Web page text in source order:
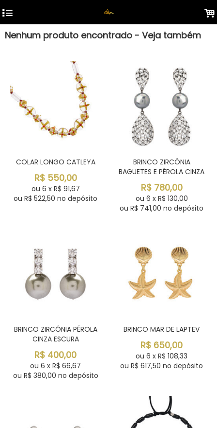
4 .
Nenhum produto encontrado - Veja também
COLAR LONGO CATLEYA
R$ 550,00
ou 6 x R$ 91,67
ou R$ 522,50 no depósito
BRINCO ZIRCÔNIA
BAGUETES E PÉROLA CINZA
R$ 780,00
ou 6 x R$ 130,00
ou R$ 741,00 no depósito
BRINCO ZIRCÔNIA PÉROLA
CINZA ESCURA
R$ 400,00
ou 6 x R$ 66,67
ou R$ 380,00 no depósito
BRINCO MAR DE LAPTEV
R$ 650,00
ou 6 x R$ 108,33
ou R$ 617,50 no depósito